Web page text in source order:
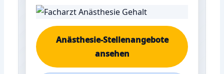
Anästhesie-Stellenangebote
ansehen